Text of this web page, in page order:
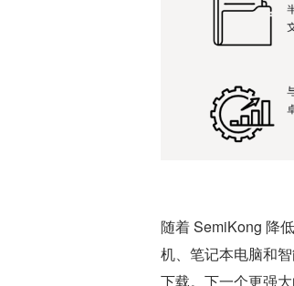
随着 SemiKong 降
机、笔记本电脑和
下载。下一个更强